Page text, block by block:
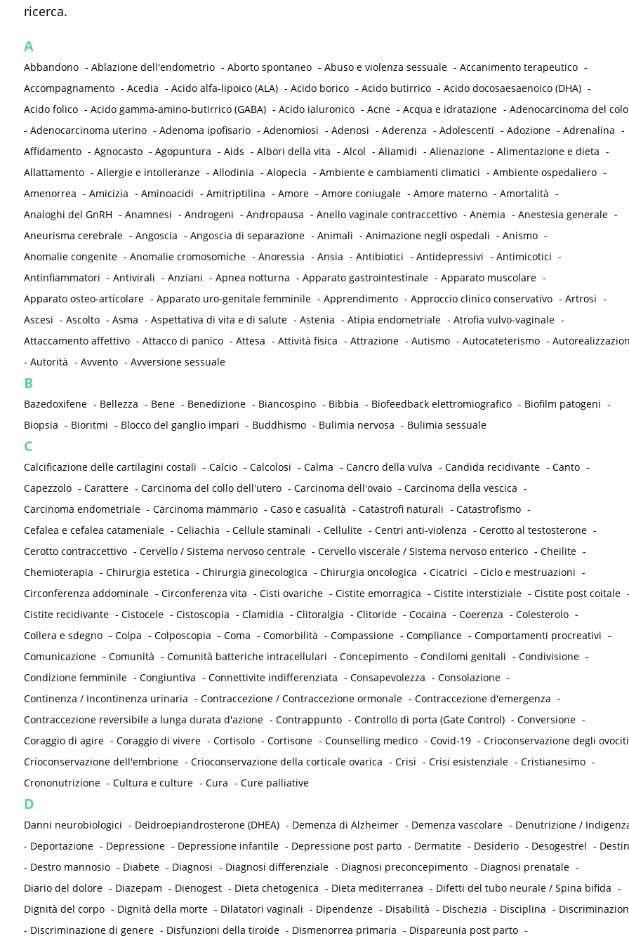
ricerca.
A
Abbandono - Ablazione dell'endometrio - Aborto spontaneo - Abuso e violenza sessuale - Accanimento terapeutico -
Accompagnamento - Acedia - Acido alfa-lipoico (ALA) - Acido borico - Acido butirrico - Acido docosaesaenoico (DHA) -
Acido folico - Acido gamma-amino-butirrico (GABA) - Acido ialuronico - Acne - Acqua e idratazione - Adenocarcinoma del
- Adenocarcinoma uterino - Adenoma ipofisario - Adenomiosi - Adenosi - Aderenza - Adolescenti - Adozione - Adrenalina -
Affidamento - Agnocasto - Agopuntura - Aids - Albori della vita - Alcol - Aliamidi - Alienazione - Alimentazione e dieta -
Allattamento - Allergie e intolleranze - Allodinia - Alopecia - Ambiente e cambiamenti climatici - Ambiente ospedaliero -
Amenorrea - Amicizia - Aminoacidi - Amitriptilina - Amore - Amore coniugale - Amore materno - Amortalità -
Analoghi del GnRH - Anamnesi - Androgeni - Andropausa - Anello vaginale contraccettivo - Anemia - Anestesia generale -
Aneurisma cerebrale - Angoscia - Angoscia di separazione - Animali - Animazione negli ospedali - Anismo -
Anomalie congenite - Anomalie cromosomiche - Anoressia - Ansia - Antibiotici - Antidepressivi - Antimicotici -
Antinfiammatori - Antivirali - Anziani - Apnea notturna - Apparato gastrointestinale - Apparato muscolare -
Apparato osteo-articolare - Apparato uro-genitale femminile - Apprendimento - Approccio clinico conservativo - Artrosi -
Ascesi - Ascolto - Asma - Aspettativa di vita e di salute - Astenia - Atipia endometriale - Atrofia vulvo-vaginale -
Attaccamento affettivo - Attacco di panico - Attesa - Attività fisica - Attrazione - Autismo - Autocateterismo -
- Autorità - Avvento - Avversione sessuale
B
Bazedoxifene - Bellezza - Bene - Benedizione - Biancospino - Bibbia - Biofeedback elettromiografico - Biofilm patogeni -
Biopsia - Bioritmi - Blocco del ganglio impari - Buddhismo - Bulimia nervosa - Bulimia sessuale
C
Calcificazione delle cartilagini costali - Calcio - Calcolosi - Calma - Cancro della vulva - Candida recidivante - Canto -
Capezzolo - Carattere - Carcinoma del collo dell'utero - Carcinoma dell'ovaio - Carcinoma della vescica -
Carcinoma endometriale - Carcinoma mammario - Caso e casualità - Catastrofi naturali - Catastrofismo -
Cefalea e cefalea catameniale - Celiachia - Cellule staminali - Cellulite - Centri anti-violenza - Cerotto al testosterone -
Cerotto contraccettivo - Cervello / Sistema nervoso centrale - Cervello viscerale / Sistema nervoso enterico - Cheilite -
Chemioterapia - Chirurgia estetica - Chirurgia ginecologica - Chirurgia oncologica - Cicatrici - Ciclo e mestruazioni -
Circonferenza addominale - Circonferenza vita - Cisti ovariche - Cistite emorragica - Cistite interstiziale - Cistite post coitale -
Cistite recidivante - Cistocele - Cistoscopia - Clamidia - Clitoralgia - Clitoride - Cocaina - Coerenza - Colesterolo -
Collera e sdegno - Colpa - Colposcopia - Coma - Comorbilità - Compassione - Compliance - Comportamenti procreativi -
Comunicazione - Comunità - Comunità batteriche intracellulari - Concepimento - Condilomi genitali - Condivisione -
Condizione femminile - Congiuntiva - Connettivite indifferenziata - Consapevolezza - Consolazione -
Continenza / Incontinenza urinaria - Contraccezione / Contraccezione ormonale - Contraccezione d'emergenza -
Contraccezione reversibile a lunga durata d'azione - Contrappunto - Controllo di porta (Gate Control) - Conversione -
Coraggio di agire - Coraggio di vivere - Cortisolo - Cortisone - Counselling medico - Covid-19 - Crioconservazione degli ovociti
Crioconservazione dell'embrione - Crioconservazione della corticale ovarica - Crisi - Crisi esistenziale - Cristianesimo -
Crononutrizione - Cultura e culture - Cura - Cure palliative
D
Danni neurobiologici - Deidroepiandrosterone (DHEA) - Demenza di Alzheimer - Demenza vascolare - Denutrizione /
- Deportazione - Depressione - Depressione infantile - Depressione post parto - Dermatite - Desiderio - Desogestrel -
- Destro mannosio - Diabete - Diagnosi - Diagnosi differenziale - Diagnosi preconcepimento - Diagnosi prenatale -
Diario del dolore - Diazepam - Dienogest - Dieta chetogenica - Dieta mediterranea - Difetti del tubo neurale / Spina bifida -
Dignità del corpo - Dignità della morte - Dilatatori vaginali - Dipendenze - Disabilità - Dischezia - Disciplina -
- Discriminazione di genere - Disfunzioni della tiroide - Dismenorrea primaria - Dispareunia post parto -